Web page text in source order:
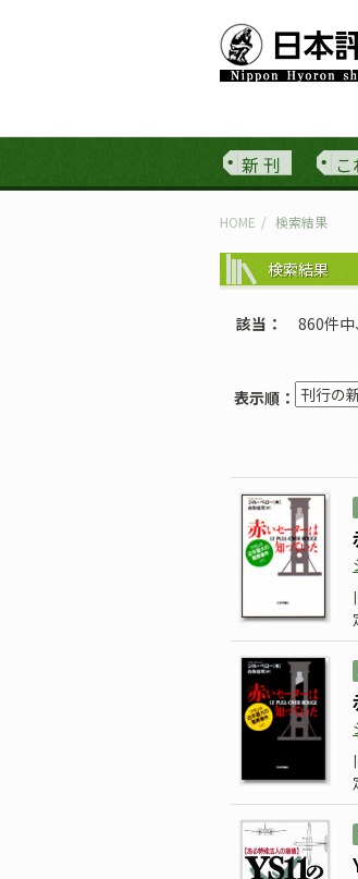
新 刊
HOME 検索結果
検索結果
該当 860件
表示順：